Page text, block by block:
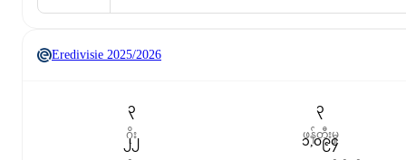
Eredivisie 2025/2026
၃
ဂိုး
၃
ဖန်တီးမှု
၂၂ ၁,၀၉၄